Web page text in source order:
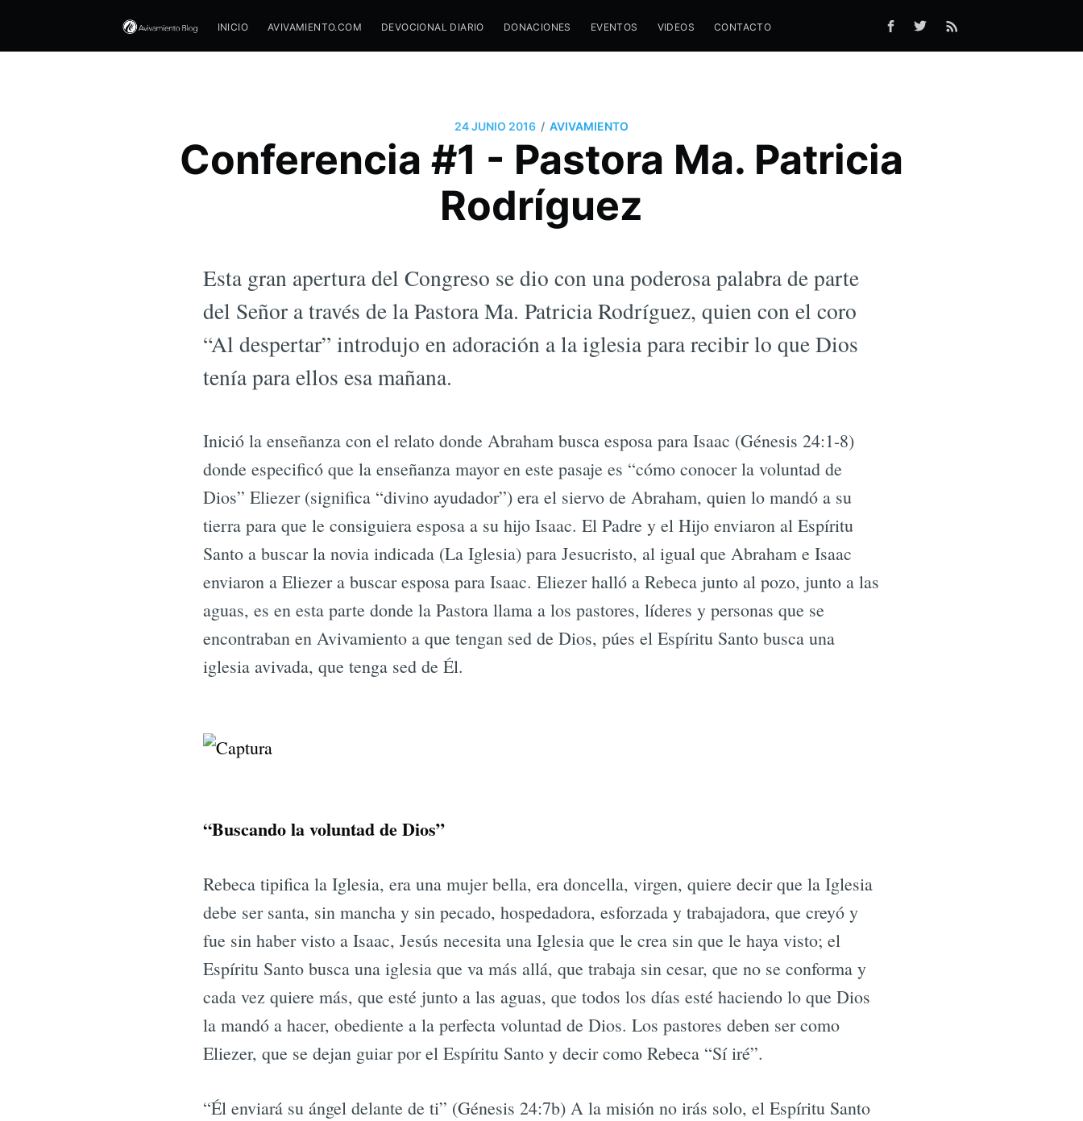
INICIO AVIVAMIENTO.COM DEVOCIONAL DIARIO DONACIONES EVENTOS VIDEOS CONTACTO
24 JUNIO 2016 / AVIVAMIENTO
Conferencia #1 - Pastora Ma. Patricia
Rodríguez
Esta gran apertura del Congreso se dio con una poderosa palabra de parte
del Señor a través de la Pastora Ma. Patricia Rodríguez, quien con el coro
“Al despertar” introdujo en adoración a la iglesia para recibir lo que Dios
tenía para ellos esa mañana.
Inició la enseñanza con el relato donde Abraham busca esposa para Isaac (Génesis 24:1-8)
donde especificó que la enseñanza mayor en este pasaje es “cómo conocer la voluntad de
Dios” Eliezer (significa “divino ayudador”) era el siervo de Abraham, quien lo mandó a su
tierra para que le consiguiera esposa a su hijo Isaac. El Padre y el Hijo enviaron al Espíritu
Santo a buscar la novia indicada (La Iglesia) para Jesucristo, al igual que Abraham e Isaac
enviaron a Eliezer a buscar esposa para Isaac. Eliezer halló a Rebeca junto al pozo, junto a las
aguas, es en esta parte donde la Pastora llama a los pastores, líderes y personas que se
encontraban en Avivamiento a que tengan sed de Dios, púes el Espíritu Santo busca una
iglesia avivada, que tenga sed de Él.
“Buscando la voluntad de Dios”
Rebeca tipifica la Iglesia, era una mujer bella, era doncella, virgen, quiere decir que la Iglesia
debe ser santa, sin mancha y sin pecado, hospedadora, esforzada y trabajadora, que creyó y
fue sin haber visto a Isaac, Jesús necesita una Iglesia que le crea sin que le haya visto; el
Espíritu Santo busca una iglesia que va más allá, que trabaja sin cesar, que no se conforma y
cada vez quiere más, que esté junto a las aguas, que todos los días esté haciendo lo que Dios
la mandó a hacer, obediente a la perfecta voluntad de Dios. Los pastores deben ser como
Eliezer, que se dejan guiar por el Espíritu Santo y decir como Rebeca “Sí iré”.
“Él enviará su ángel delante de ti” (Génesis 24:7b) A la misión no irás solo, el Espíritu Santo